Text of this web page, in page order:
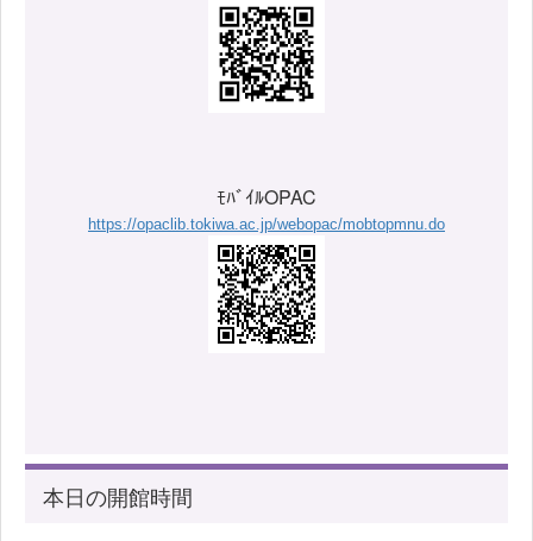
ﾓﾊﾞｲﾙOPAC
https://opaclib.tokiwa.ac.jp/webopac/mobtopmnu.do
本日の開館時間